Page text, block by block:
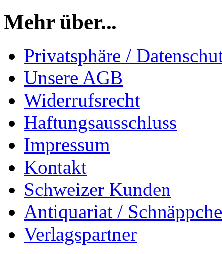
Mehr über...
Privatsphäre /
Unsere AGB
Widerrufsrecht
Haftungsausschluss
Impressum
Kontakt
Schweizer Kunden
Antiquariat /
Verlagspartner